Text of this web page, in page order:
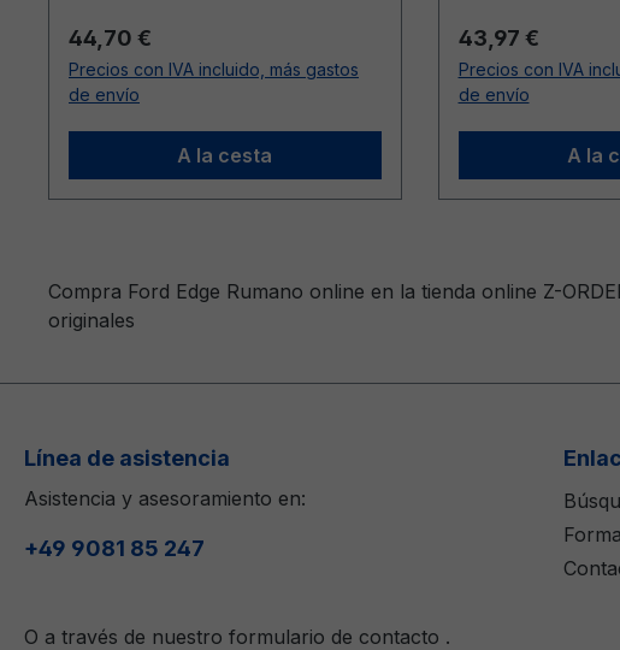
Precio normal:
44,70 €
Precios con IVA incluido, más gastos
de envío
A la cesta
Precio normal:
43,97 €
Precios con IVA
de envío
A la
Compra Ford Edge Rumano online en la tienda online Z-
originales
Línea de asistencia
Asistencia y asesoramiento en:
+49 9081 85 247
O a través de nuestro formulario de contacto .